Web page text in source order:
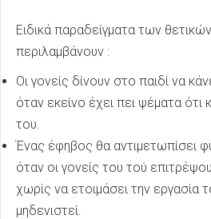
Ειδικά παραδείγματα των
περιλαμβάνουν :
Οι γονείς δίνουν στο παιδί να
όταν εκείνο έχει πει ψέματα
του.
Ένας έφηβος θα αντιμετωπίσει
όταν οι γονείς του τού
χωρίς να ετοιμάσει την εργασία
μηδενιστεί.